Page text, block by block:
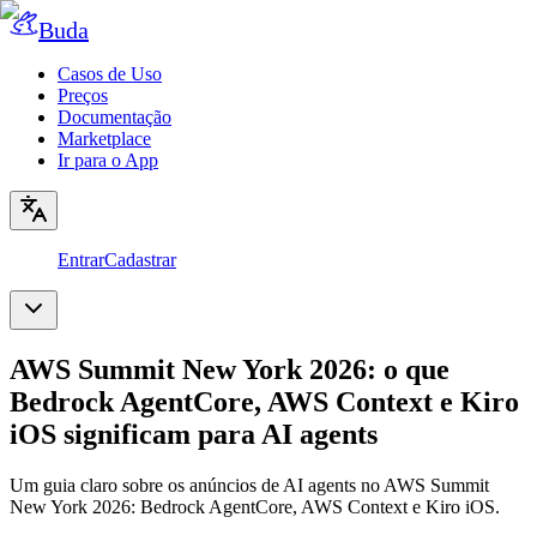
Buda
Casos de Uso
Preços
Documentação
Marketplace
Ir para o App
EntrarCadastrar
AWS Summit New York 2026: o que
Bedrock AgentCore, AWS Context e Kiro
iOS significam para AI agents
Um guia claro sobre os anúncios de AI agents no AWS Summit
New York 2026: Bedrock AgentCore, AWS Context e Kiro iOS.